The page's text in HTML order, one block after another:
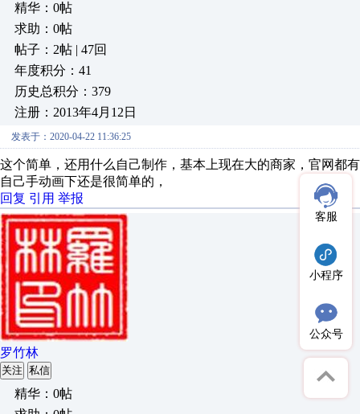
精华：0帖
求助：0帖
帖子：2帖 | 47回
年度积分：41
历史总积分：379
注册：2013年4月12日
发表于：2020-04-22 11:36:25
这个简单，还用什么自己制作，基本上现在大的商家，官网都
自己手动画下还是很简单的，
回复 引用 举报
罗竹林
关注 私信
精华：0帖
客服
小程序
公众号